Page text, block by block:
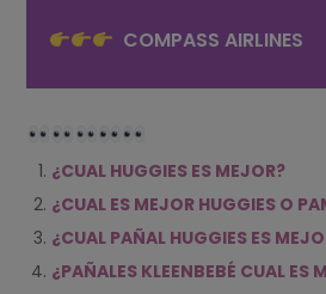
COMPASS AIRLINES
¿CUAL HUGGIES ES MEJOR?
¿CUAL ES MEJOR HUGGIES O
¿CUAL PAÑAL HUGGIES ES
¿PAÑALES KLEENBEBÉ CUAL ES